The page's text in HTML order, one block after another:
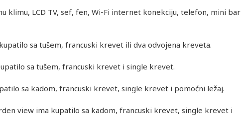
klimu, LCD TV, sef, fen, Wi-Fi internet konekciju, telefon, mini bar
sa tušem, francuski krevet ili dva odvojena kreveta.
sa tušem, francuski krevet i single krevet.
sa kadom, francuski krevet, single krevet i pomoćni ležaj.
view ima kupatilo sa kadom, francuski krevet, single krevet i